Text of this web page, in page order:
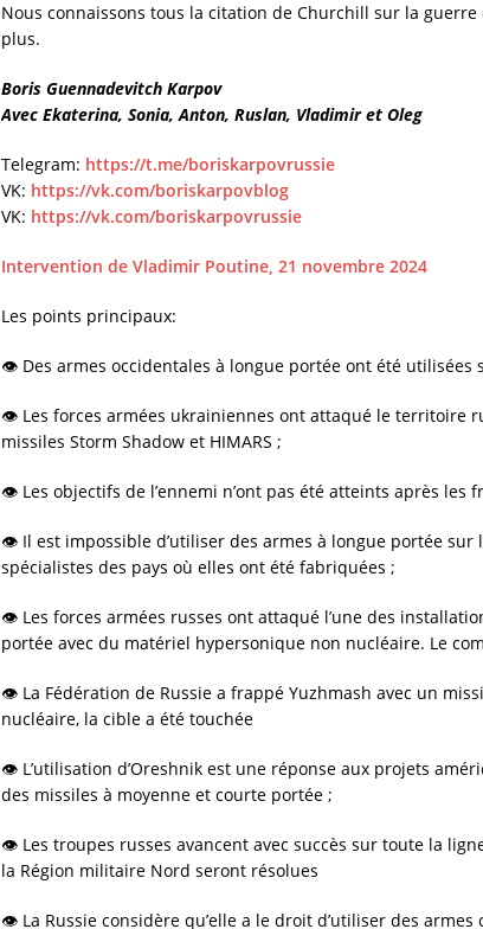
Nous connaissons tous la citation de Churchill sur la
plus.
Boris Guennadevitch Karpov
Avec Ekaterina, Sonia, Anton, Ruslan, Vladimir et Oleg
Telegram: https://t.me/boriskarpovrussie
VK: https://vk.com/boriskarpovblog
VK: https://vk.com/boriskarpovrussie
Intervention de Vladimir Poutine, 21 novembre 2024
Les points principaux:
👁 Des armes occidentales à longue portée ont été utilisées
👁 Les forces armées ukrainiennes ont attaqué le territoire
missiles Storm Shadow et HIMARS ;
👁 Les objectifs de l’ennemi n’ont pas été atteints après les
👁 Il est impossible d’utiliser des armes à longue portée sur
spécialistes des pays où elles ont été fabriquées ;
👁 Les forces armées russes ont attaqué l’une des
portée avec du matériel hypersonique non nucléaire. Le
👁 La Fédération de Russie a frappé Yuzhmash avec un
nucléaire, la cible a été touchée
👁 L’utilisation d’Oreshnik est une réponse aux projets
des missiles à moyenne et courte portée ;
👁 Les troupes russes avancent avec succès sur toute la
la Région militaire Nord seront résolues
👁 La Russie considère qu’elle a le droit d’utiliser des